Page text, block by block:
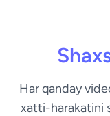
Har qanday
xatti-harakatini